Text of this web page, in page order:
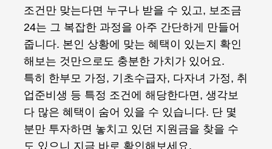
조건만 맞는다면 누구나 받을 수 있고, 보조금
24는 그 복잡한 과정을 아주 간단하게 만들어
줍니다. 본인 상황에 맞는 혜택이 있는지 확인
해보는 것만으로도 충분한 가치가 있어요.
특히 한부모 가정, 기초수급자, 다자녀 가정, 취
업준비생 등 특정 조건에 해당한다면, 생각보
다 많은 혜택이 숨어 있을 수 있습니다. 단 몇
분만 투자하면 놓치고 있던 지원금을 찾을 수
도 있으니 지금 바로 확인해보세요.